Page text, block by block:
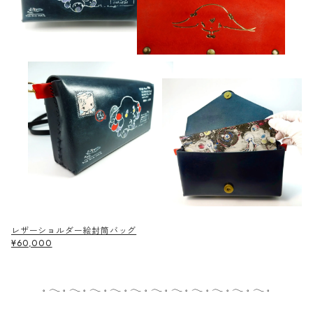
レザーショルダー絵封筒バッグ
¥60,000
𓈒 𓂃 𓈒 𓂃 𓈒 𓂃 𓈒 𓂃 𓈒 𓂃 𓈒 𓂃 𓈒 𓂃 𓈒 𓂃 𓈒 𓂃 𓈒 𓂃 𓈒 𓂃 𓈒